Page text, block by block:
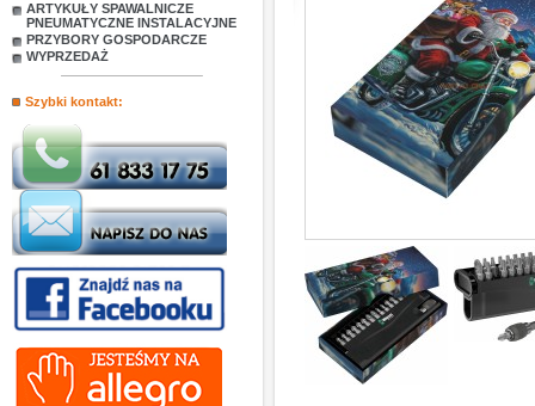
ARTYKUŁY SPAWALNICZE
PNEUMATYCZNE INSTALACYJNE
PRZYBORY GOSPODARCZE
WYPRZEDAŻ
Szybki kontakt: